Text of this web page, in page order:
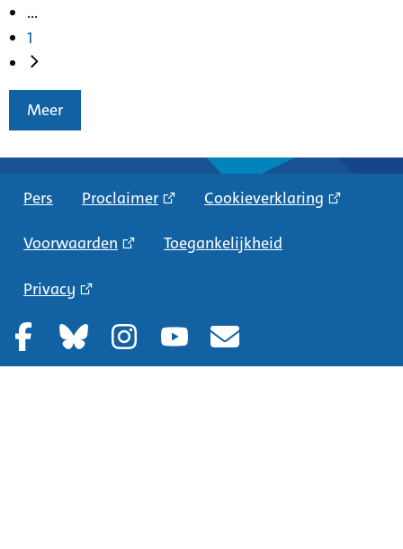
...
1
Meer
Pers Proclaimer Cookieverklaring
Voorwaarden Toegankelijkheid
Privacy